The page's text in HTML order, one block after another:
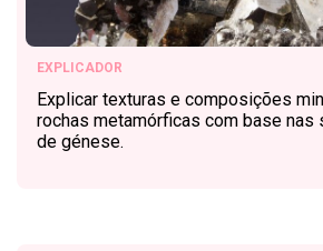
EXPLICADOR
Explicar texturas e composições
rochas metamórficas com base nas
de génese.